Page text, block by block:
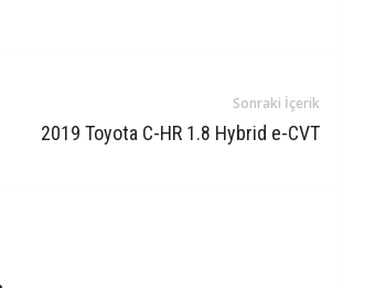
Sonraki İçerik
2019 Toyota C-HR 1.8 Hybrid e-CVT